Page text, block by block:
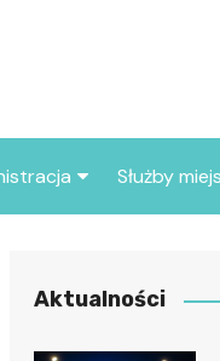
Służby
Policja
Aktualności